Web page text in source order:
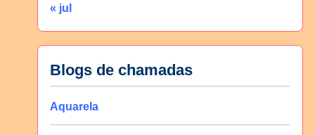
« jul
Blogs de chamadas
Aquarela